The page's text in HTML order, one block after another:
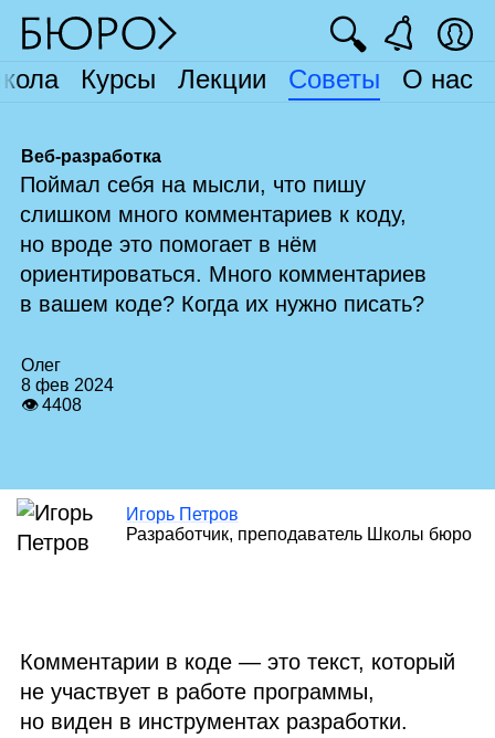
Курсы Лекции Советы О нас
🔍
Веб-разработка
Поймал себя на мысли, что пишу
слишком много комментариев к коду,
но вроде это помогает в нём
ориентироваться. Много комментариев
в вашем коде? Когда их нужно писать?
Олег
8 фев 2024
👁 4408
Игорь Петров
Разработчик, преподаватель Школы бюро
Комментарии в коде — это текст, который
не участвует в работе программы,
но виден в инструментах разработки.